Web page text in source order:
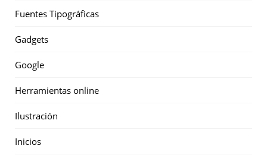
Fuentes Tipográficas
Gadgets
Google
Herramientas online
Ilustración
Inicios